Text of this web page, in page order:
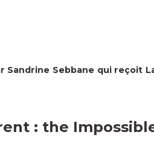
Sandrine Sebbane qui reçoit
: the